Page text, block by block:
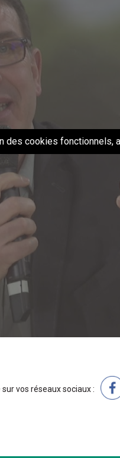
des cookies fonctionnels,
vos réseaux sociaux :